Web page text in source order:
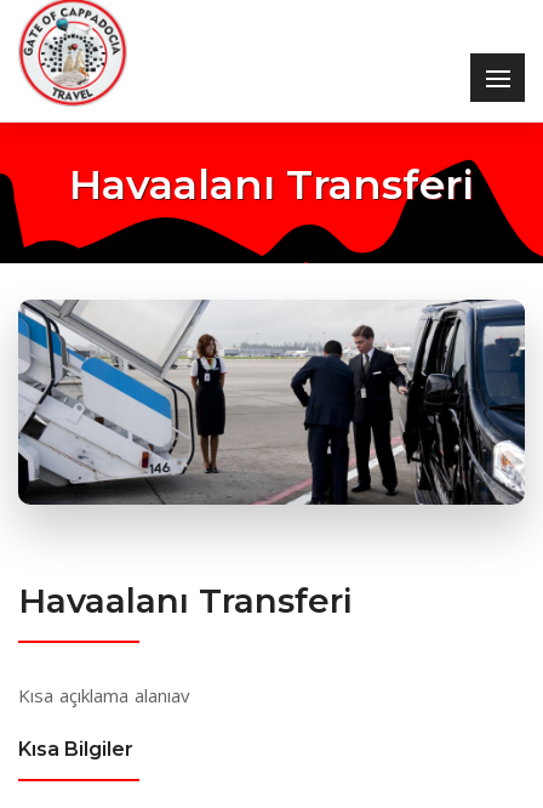
Havaalanı Transferi
Havaalanı Transferi
Kısa açıklama alanıav
Kısa Bilgiler